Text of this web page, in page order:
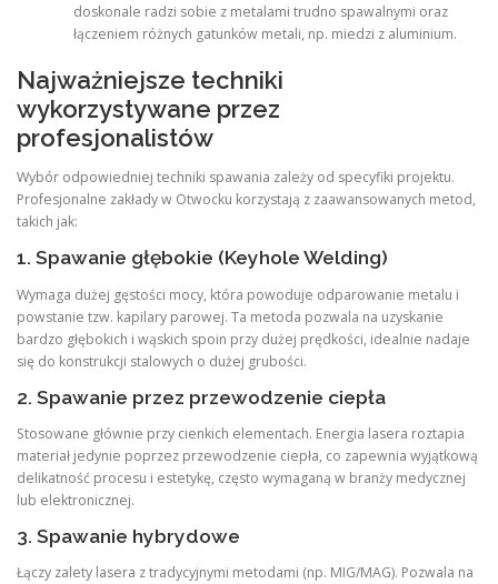
doskonale radzi sobie z metalami trudno spawalnymi oraz
łączeniem różnych gatunków metali, np. miedzi z aluminium.
Najważniejsze techniki
wykorzystywane przez
profesjonalistów
Wybór odpowiedniej techniki spawania zależy od specyfiki projektu.
Profesjonalne zakłady w Otwocku korzystają z zaawansowanych metod,
takich jak:
1. Spawanie głębokie (Keyhole Welding)
Wymaga dużej gęstości mocy, która powoduje odparowanie metalu i
powstanie tzw. kapilary parowej. Ta metoda pozwala na uzyskanie
bardzo głębokich i wąskich spoin przy dużej prędkości, idealnie nadaje
się do konstrukcji stalowych o dużej grubości.
2. Spawanie przez przewodzenie ciepła
Stosowane głównie przy cienkich elementach. Energia lasera roztapia
materiał jedynie poprzez przewodzenie ciepła, co zapewnia wyjątkową
delikatność procesu i estetykę, często wymaganą w branży medycznej
lub elektronicznej.
3. Spawanie hybrydowe
Łączy zalety lasera z tradycyjnymi metodami (np. MIG/MAG). Pozwala na